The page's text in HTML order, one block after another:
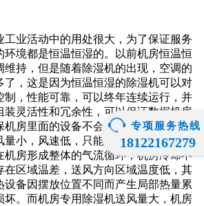
工业活动中的用处很大，为了保证服务
环境都是恒温恒湿的。 以前机房恒温恒
维持 ，但是随着除湿机的出现， 空调的
了 ，这是因为恒温恒湿的除湿机可以对
制，性能可靠，可以终年连续运行，并
装灵活性和冗余性，可以保证数据机房
机房里面的设备不会被环境影响。
量小，风速低，只能在送风方向形成局
机房形成整体的气流循环，机房冷却不
在区域温差，送风方向区域温度低，其
设备因摆放位置不同而产生局部热量累
坏。而机房专用 除湿机送风量大，机房
专项服务热线
18122167279